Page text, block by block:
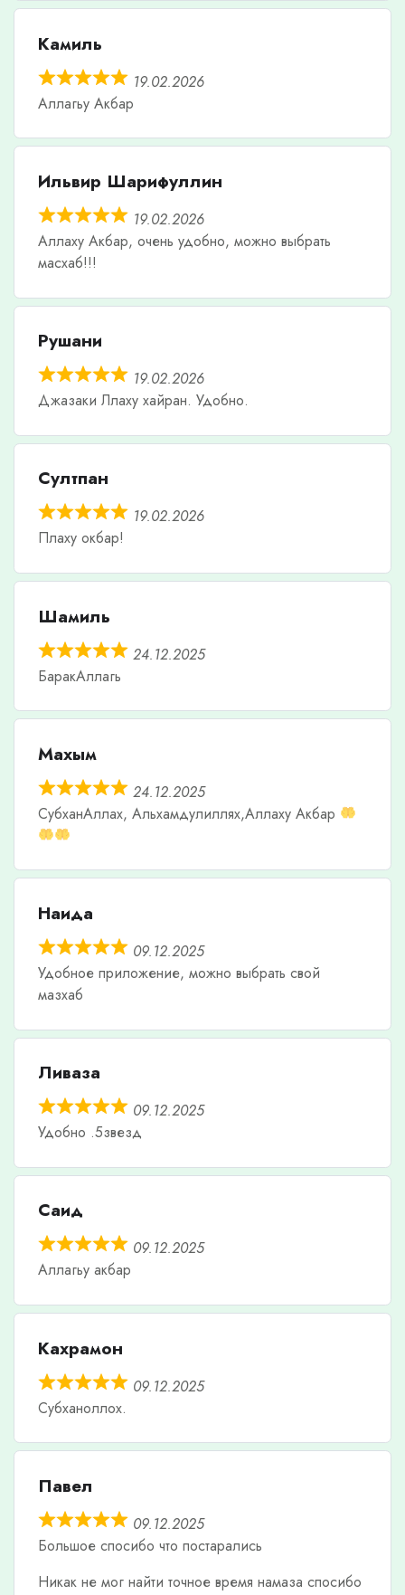
Камиль
19.02.2026
Аллагьу Акбар
Ильвир Шарифуллин
19.02.2026
Аллаху Акбар, очень удобно, можно выбрать
масхаб!!!
Рушани
19.02.2026
Джазаки Ллаху хайран. Удобно.
Султпан
19.02.2026
Плаху окбар!
Шамиль
24.12.2025
БаракАллагь
Махым
24.12.2025
СубханАллах, Альхамдулиллях,Аллаху Акбар
Наида
09.12.2025
Удобное приложение, можно выбрать свой
мазхаб
Ливаза
09.12.2025
Удобно .5звезд
Саид
09.12.2025
Аллагьу акбар
Кахрамон
09.12.2025
Субханоллох.
Павел
09.12.2025
Большое спосибо что постарались
Никак не мог найти точное время намаза спосибо